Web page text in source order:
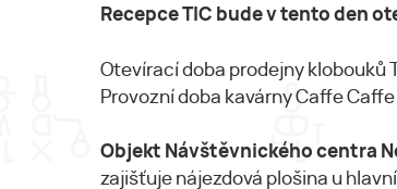
Recepce TIC bude v tento den
Otevírací doba prodejny klobouků
Provozní doba kavárny Caffe Caffe
Objekt Návštěvnického centra
zajišťuje nájezdová plošina u